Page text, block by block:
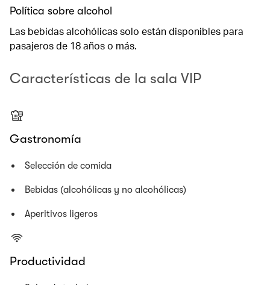
Política sobre alcohol
Las bebidas alcohólicas solo están disponibles para
pasajeros de 18 años o más.
Características de la sala VIP
Gastronomía
Selección de comida
Bebidas (alcohólicas y no alcohólicas)
Aperitivos ligeros
Productividad